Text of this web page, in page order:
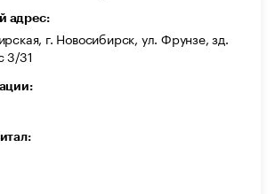
адрес:
г. Новосибирск, ул. Фрунзе, зд.
3/31